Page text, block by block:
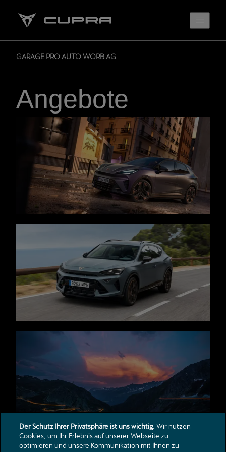
GARAGE PRO AUTO WORB AG
Angebote
Der Schutz Ihrer Privatsphäre ist uns wichtig. Wir nutzen
Cookies, um Ihr Erlebnis auf unserer Webseite zu
optimieren und unsere Kommunikation mit Ihnen zu